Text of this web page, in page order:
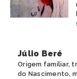
Júlio Beré
Origem famíliar,
do Nascimento,